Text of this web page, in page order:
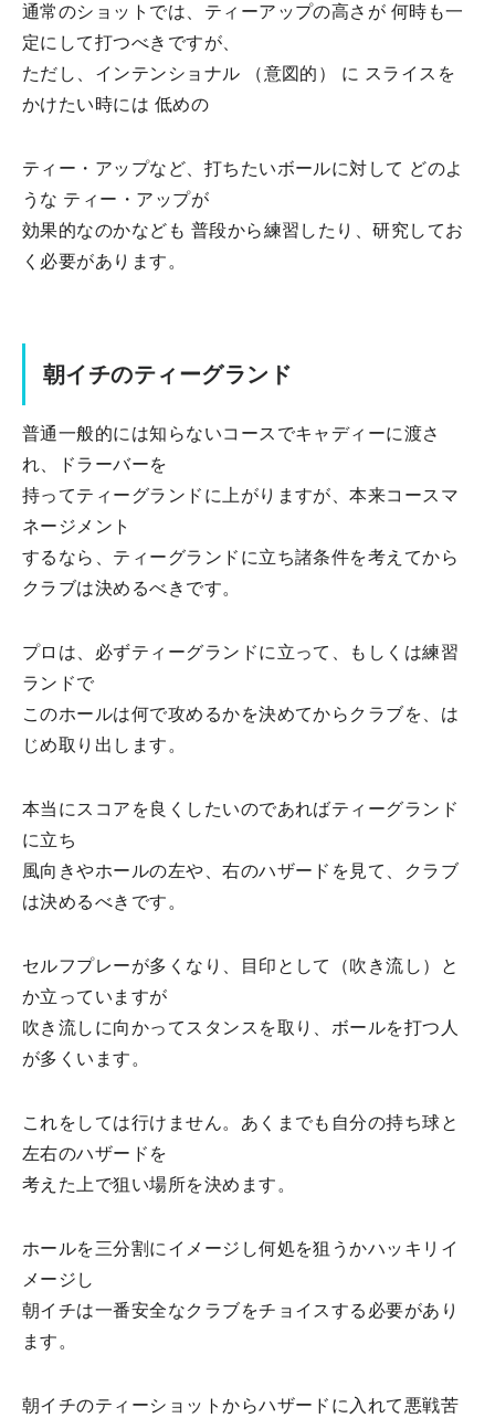
通常のショットでは、ティーアップの高さが 何時も一
定にして打つべきですが、
ただし、インテンショナル （意図的） に スライスを
かけたい時には 低めの
ティー・アップなど、打ちたいボールに対して どのよ
うな ティー・アップが
効果的なのかなども 普段から練習したり、研究してお
く必要があります。
朝イチのティーグランド
普通一般的には知らないコースでキャディーに渡さ
れ、ドラーバーを
持ってティーグランドに上がりますが、本来コースマ
ネージメント
するなら、ティーグランドに立ち諸条件を考えてから
クラブは決めるべきです。
プロは、必ずティーグランドに立って、もしくは練習
ランドで
このホールは何で攻めるかを決めてからクラブを、は
じめ取り出します。
本当にスコアを良くしたいのであればティーグランド
に立ち
風向きやホールの左や、右のハザードを見て、クラブ
は決めるべきです。
セルフプレーが多くなり、目印として（吹き流し）と
か立っていますが
吹き流しに向かってスタンスを取り、ボールを打つ人
が多くいます。
これをしては行けません。あくまでも自分の持ち球と
左右のハザードを
考えた上で狙い場所を決めます。
ホールを三分割にイメージし何処を狙うかハッキリイ
メージし
朝イチは一番安全なクラブをチョイスする必要があり
ます。
朝イチのティーショットからハザードに入れて悪戦苦